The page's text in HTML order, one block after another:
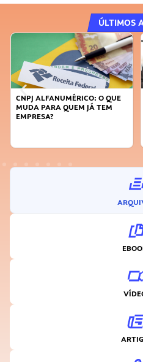
ÚLTIMOS
CNPJ ALFANUMÉRICO: O QUE
MUDA PARA QUEM JÁ TEM
EMPRESA?